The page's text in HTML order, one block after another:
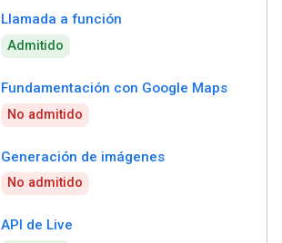
Llamada a función
Admitido
Fundamentación con Google Maps
No admitido
Generación de imágenes
No admitido
API de Live